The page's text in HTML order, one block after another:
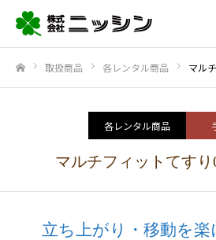
取扱商品 各レンタル商品 マル
各レンタル商品
マルチフィットてす
立ち上がり・移動を楽